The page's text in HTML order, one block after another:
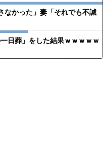
なかった」妻「それでも不誠
日葬」をした結果ｗｗｗｗｗ